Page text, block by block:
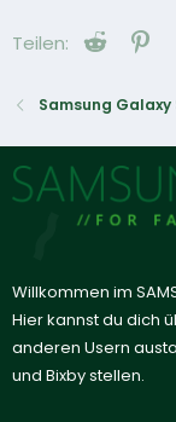
Teilen: Reddit
Samsung Galaxy
Willkommen im
Hier kannst du dich
anderen Usern
und Bixby stellen.